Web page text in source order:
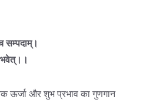
सम्पदाम्।
ऊर्जा और शुभ प्रभाव का गुणगान